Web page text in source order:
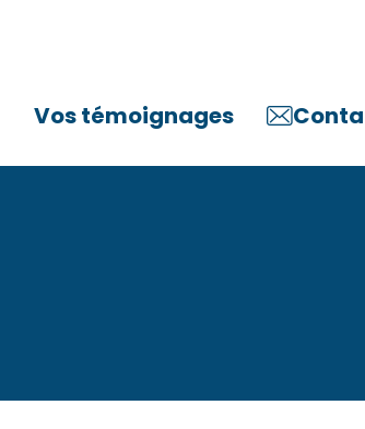
Vos témoignages